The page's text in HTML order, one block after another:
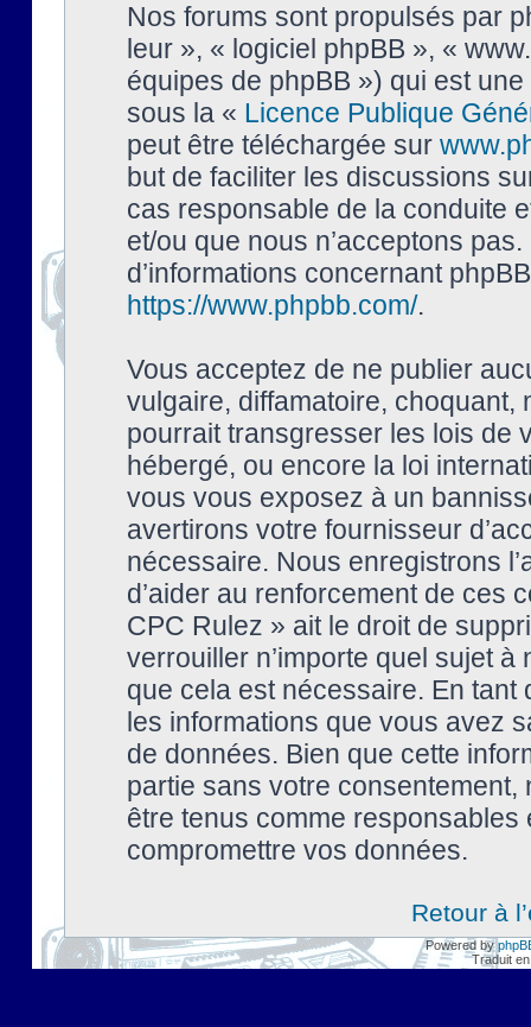
Nos forums sont propulsés par
leur », « logiciel phpBB », «
équipes de phpBB ») qui est
sous la « Licence Publique
peut être téléchargée sur
but de faciliter les discussions
cas responsable de la conduite
et/ou que nous n’acceptons
d’informations concernant
https://www.phpbb.com/.
Vous acceptez de ne publier
vulgaire, diffamatoire, choquant,
pourrait transgresser les lois de
hébergé, ou encore la loi
vous vous exposez à un
avertirons votre fournisseur
nécessaire. Nous enregistrons
d’aider au renforcement de ces
CPC Rulez » ait le droit de
verrouiller n’importe quel sujet à
que cela est nécessaire. En tant
les informations que vous avez
de données. Bien que cette
partie sans votre
être tenus comme
compromettre vos données.
Retour à
Powered by
Traduit